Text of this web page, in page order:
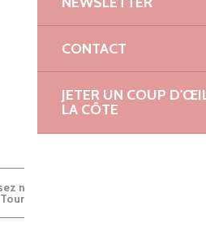
CONTACT
JETER UN COUP
LA CÔTE
MARINE
ANTOINE
Tourisme